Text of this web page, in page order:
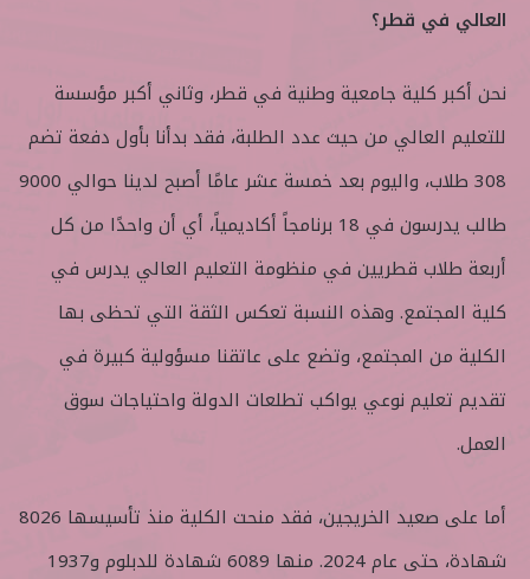
العالي في قطر؟
نحن أكبر كلية جامعية وطنية في قطر، وثاني أكبر مؤسسة
للتعليم العالي من حيث عدد الطلبة، فقد بدأنا بأول دفعة تضم
308 طلاب، واليوم بعد خمسة عشر عامًا أصبح لدينا حوالي 9000
طالب يدرسون في 18 برنامجاً أكاديمياً، أي أن واحدًا من كل
أربعة طلاب قطريين في منظومة التعليم العالي يدرس في
كلية المجتمع. وهذه النسبة تعكس الثقة التي تحظى بها
الكلية من المجتمع، وتضع على عاتقنا مسؤولية كبيرة في
تقديم تعليم نوعي يواكب تطلعات الدولة واحتياجات سوق
العمل.
أما على صعيد الخريجين، فقد منحت الكلية منذ تأسيسها 8026
شهادة، حتى عام 2024. منها 6089 شهادة للدبلوم و1937